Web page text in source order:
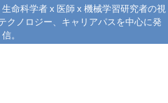
命科学者 x 医師 x 機械学習研究者の視
クノロジー、キャリアパスを中心に発
信。